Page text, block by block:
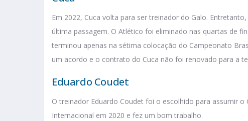
Em 2022, Cuca volta para ser treinador do Galo.
última passagem. O Atlético foi eliminado nas quartas de
terminou apenas na sétima colocação do Campeonato
um acordo e o contrato do Cuca não foi renovado para a
Eduardo Coudet
O treinador Eduardo Coudet foi o escolhido para assumir
Internacional em 2020 e fez um bom trabalho.